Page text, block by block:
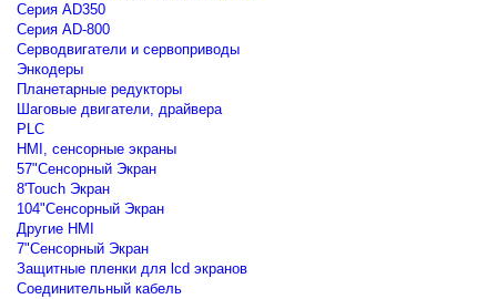
Серия AD350
Серия AD-800
Серводвигатели и сервоприводы
Энкодеры
Планетарные редукторы
Шаговые двигатели, драйвера
PLC
HMI, сенсорные экраны
57"Сенсорный Экран
8'Touch Экран
104"Сенсорный Экран
Другие HMI
7"Сенсорный Экран
Защитные пленки для lcd экранов
Соединительный кабель